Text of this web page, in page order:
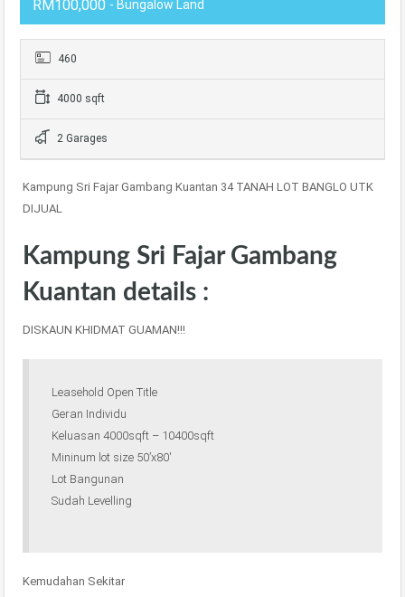
RM100,000 - Bungalow Land
460
4000 sqft
2 Garages
Kampung Sri Fajar Gambang Kuantan 34 TANAH LOT BANGLO UTK
DIJUAL
Kampung Sri Fajar Gambang
Kuantan details :
DISKAUN KHIDMAT GUAMAN!!!
Leasehold Open Title
Geran Individu
Keluasan 4000sqft – 10400sqft
Mininum lot size 50’x80′
Lot Bangunan
Sudah Levelling
Kemudahan Sekitar